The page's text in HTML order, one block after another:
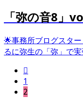
「弥の音8」
🌟事務所ブログスタ
るに弥生の「弥」で

1
2